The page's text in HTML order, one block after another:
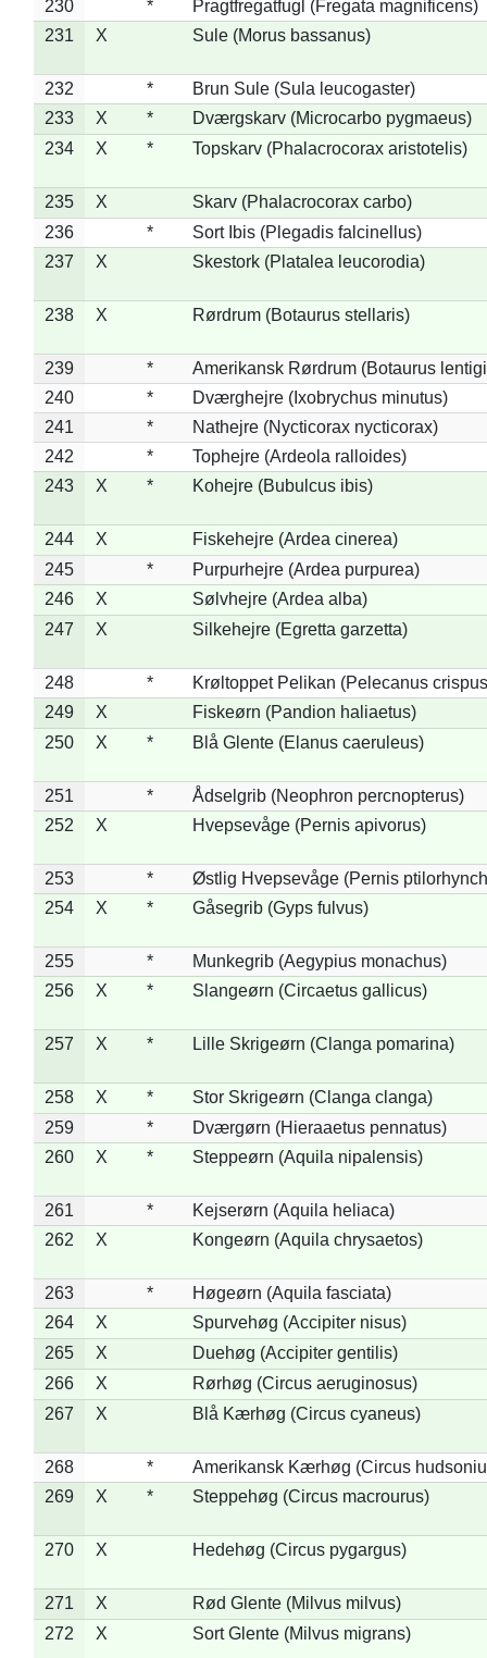
230 *
Pragtfregatfugl (Fregata magnificens)
231
X Sule (Morus bassanus)
232 *
Brun Sule (Sula leucogaster)
233
X *
Dværgskarv (Microcarbo pygmaeus)
234
X * Topskarv (Phalacrocorax aristotelis)
235 X
Skarv (Phalacrocorax carbo)
236
*
Sort Ibis (Plegadis falcinellus)
237
X Skestork (Platalea leucorodia)
238 X Rørdrum (Botaurus stellaris)
239 *
Amerikansk Rørdrum (Botaurus
240
*
Dværghejre (Ixobrychus minutus)
241
*
Nathejre (Nycticorax nycticorax)
242
*
Tophejre (Ardeola ralloides)
243
X * Kohejre (Bubulcus ibis)
244 X
Fiskehejre (Ardea cinerea)
245
*
Purpurhejre (Ardea purpurea)
246
X
Sølvhejre (Ardea alba)
247
X Silkehejre (Egretta garzetta)
248 *
Krøltoppet Pelikan (Pelecanus
249
X
Fiskeørn (Pandion haliaetus)
250
X * Blå Glente (Elanus caeruleus)
251 *
Ådselgrib (Neophron percnopterus)
252
X Hvepsevåge (Pernis apivorus)
253 *
Østlig Hvepsevåge (Pernis
254
X * Gåsegrib (Gyps fulvus)
255 *
Munkegrib (Aegypius monachus)
256
X * Slangeørn (Circaetus gallicus)
257 X * Lille Skrigeørn (Clanga pomarina)
258 X *
Stor Skrigeørn (Clanga clanga)
259
*
Dværgørn (Hieraaetus pennatus)
260
X * Steppeørn (Aquila nipalensis)
261 *
Kejserørn (Aquila heliaca)
262
X Kongeørn (Aquila chrysaetos)
263 *
Høgeørn (Aquila fasciata)
264
X
Spurvehøg (Accipiter nisus)
265
X
Duehøg (Accipiter gentilis)
266
X
Rørhøg (Circus aeruginosus)
267
X Blå Kærhøg (Circus cyaneus)
268 *
Amerikansk Kærhøg (Circus
269
X * Steppehøg (Circus macrourus)
270 X Hedehøg (Circus pygargus)
271 X
Rød Glente (Milvus milvus)
272
X Sort Glente (Milvus migrans)